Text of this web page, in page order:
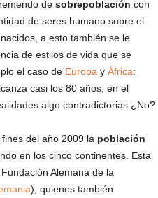
de sobrepoblación con
de seres humano sobre el
a esto también se le
de estilos de vida que se
el caso de Europa y África:
casi los 80 años, en el
algo contradictorias ¿No?
del año 2009 la población
en los cinco continentes. Esta
Alemana de la
), quienes también